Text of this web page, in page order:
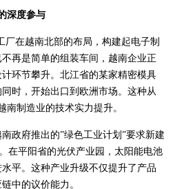
深度参与
在越南北部的布局，构建起电子制
再是简单的组装车间，越南企业正
环节攀升。北江省的某家精密模具
时，开始出口到欧洲市场。这种从
南制造业的技术实力提升。
政府推出的”绿色工业计划”要求新建
在平阳省的光伏产业园，太阳能电池
平。这种产业升级不仅提升了产品
中的议价能力。